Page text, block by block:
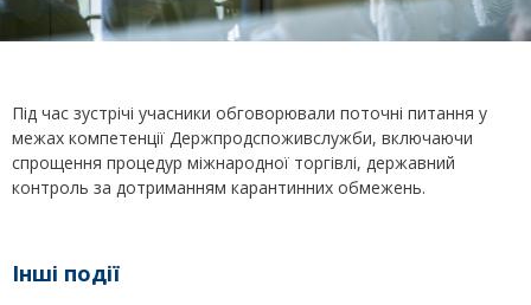
Під час зустрічі учасники обговорювали поточні питання у
межах компетенції Держпродспоживслужби, включаючи
спрощення процедур міжнародної торгівлі, державний
контроль за дотриманням карантинних обмежень.
Інші події